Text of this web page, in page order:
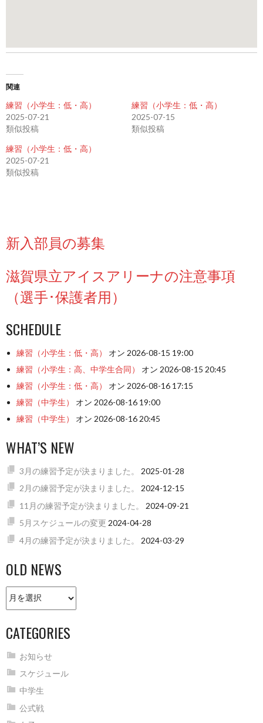
関連
練習（小学生：低・高）
2025-07-21
類似投稿
練習（小学生：低・高）
2025-07-15
類似投稿
練習（小学生：低・高）
2025-07-21
類似投稿
NAVIGATION
新入部員の募集
滋賀県立アイスアリーナの注意事項
（選手･保護者用）
SCHEDULE
練習（小学生：低・高）
オン 2026-08-15 19:00
練習（小学生：高、中学生合同）
オン 2026-08-15 20:45
練習（小学生：低・高）
オン 2026-08-16 17:15
練習（中学生）
オン 2026-08-16 19:00
練習（中学生）
オン 2026-08-16 20:45
WHAT’S NEW
3月の練習予定が決まりました。
2025-01-28
2月の練習予定が決まりました。
2024-12-15
11月の練習予定が決まりました。
2024-09-21
5月スケジュールの変更 2024-04-28
4月の練習予定が決まりました。
2024-03-29
OLD NEWS
Old
news
CATEGORIES
お知らせ
スケジュール
中学生
公式戦